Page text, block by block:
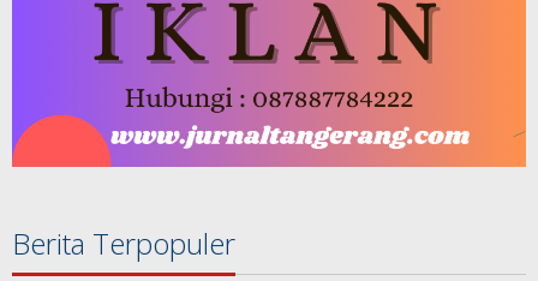
Berita Terpopuler